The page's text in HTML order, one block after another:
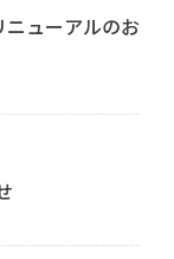
ューアルのお